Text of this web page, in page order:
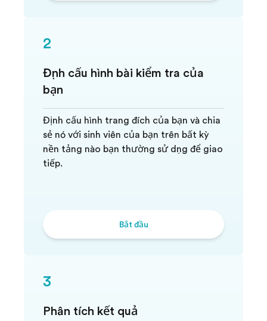
2
Định cấu hình bài kiểm tra của
bạn
Định cấu hình trang đích của bạn và chia
sẻ nó với sinh viên của bạn trên bất kỳ
nền tảng nào bạn thường sử dụng để giao
tiếp.
Bắt đầu
3
Phân tích kết quả